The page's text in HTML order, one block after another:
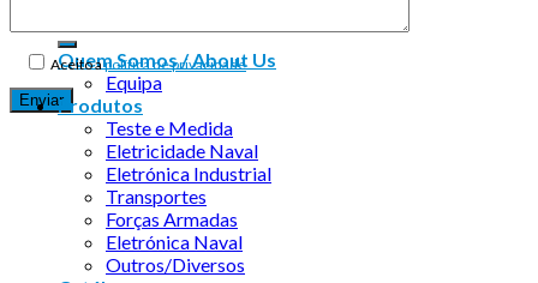
Aceito apolítica de privacidade
Quem Somos / About Us
Equipa
Produtos
Teste e Medida
Eletricidade Naval
Eletrónica Industrial
Transportes
Forças Armadas
Eletrónica Naval
Outros/Diversos